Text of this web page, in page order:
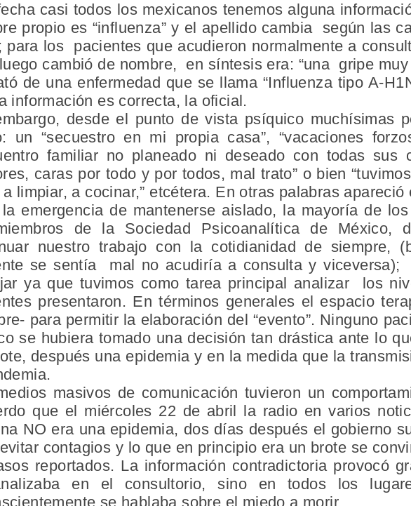
casi todos los mexicanos tenemos alguna
propio es “influenza” y el apellido cambia según las
para los pacientes que acudieron normalmente a
cambió de nombre, en síntesis era: “una gripe muy
de una enfermedad que se llama “Influenza tipo A-
información es correcta, la oficial.
desde el punto de vista psíquico muchísimas
un “secuestro en mi propia casa”, “vacaciones
familiar no planeado ni deseado con todas sus
caras por todo y por todos, mal trato” o bien
limpiar, a cocinar,” etcétera. En otras palabras apareció
emergencia de mantenerse aislado, la mayoría de
de la Sociedad Psicoanalítica de México,
nuestro trabajo con la cotidianidad de siempre,
se sentía mal no acudiría a consulta y viceversa);
ya que tuvimos como tarea principal analizar los
presentaron. En términos generales el espacio
para permitir la elaboración del “evento”. Ninguno
se hubiera tomado una decisión tan drástica ante lo
después una epidemia y en la medida que la
masivos de comunicación tuvieron un
que el miércoles 22 de abril la radio en varios
NO era una epidemia, dos días después el gobierno
contagios y lo que en principio era un brote se
reportados. La información contradictoria provocó
en el consultorio, sino en todos los
se hablaba sobre el miedo a morir.